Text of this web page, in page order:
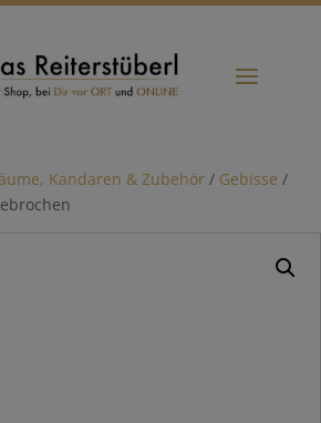
Kandaren & Zubehör / Gebisse /